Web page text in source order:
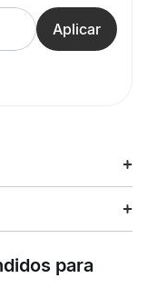
500 é o
total no seu bem-
que garantem um
para